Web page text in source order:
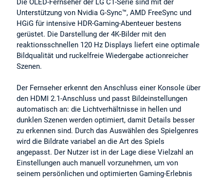
Die OLED-Fernseher der LG C1-Serie sind mit der
Unterstützung von Nvidia G-Sync™, AMD FreeSync und
HGiG für intensive HDR-Gaming-Abenteuer bestens
gerüstet. Die Darstellung der 4K-Bilder mit den
reaktionsschnellen 120 Hz Displays liefert eine optimale
Bildqualität und ruckelfreie Wiedergabe actionreicher
Szenen.
Der Fernseher erkennt den Anschluss einer Konsole über
den HDMI 2.1-Anschluss und passt Bildeinstellungen
automatisch an: die Lichtverhältnisse in hellen und
dunklen Szenen werden optimiert, damit Details besser
zu erkennen sind. Durch das Auswählen des Spielgenres
wird die Bildrate variabel an die Art des Spiels
angepasst. Der Nutzer ist in der Lage diese Vielzahl an
Einstellungen auch manuell vorzunehmen, um von
seinem persönlichen und optimierten Gaming-Erlebnis